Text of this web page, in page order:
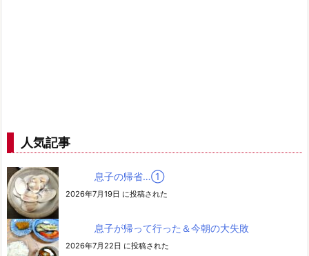
人気記事
息子の帰省…➀
2026年7月19日 に投稿された
息子が帰って行った＆今朝の大失敗
2026年7月22日 に投稿された